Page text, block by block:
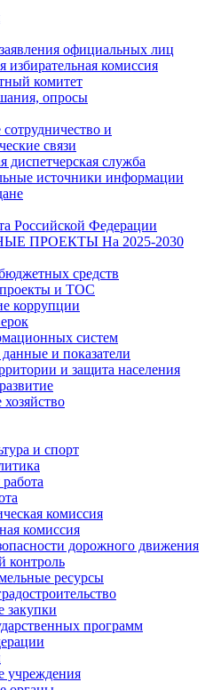
официальных лиц
избирательная комиссия
комитет
опросы
и
связи
диспетчерская служба
источники информации
Российской Федерации
ПРОЕКТЫ На 2025-2030
средств
и ТОС
коррупции
систем
и показатели
и защита населения
и спорт
комиссия
комиссия
дорожного движения
контроль
ресурсы
программ
учреждения